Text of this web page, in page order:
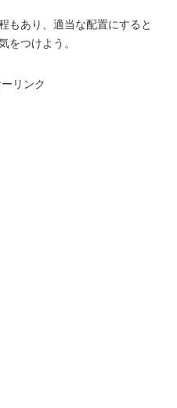
もあり、適当な配置にすると
をつけよう。
リンク